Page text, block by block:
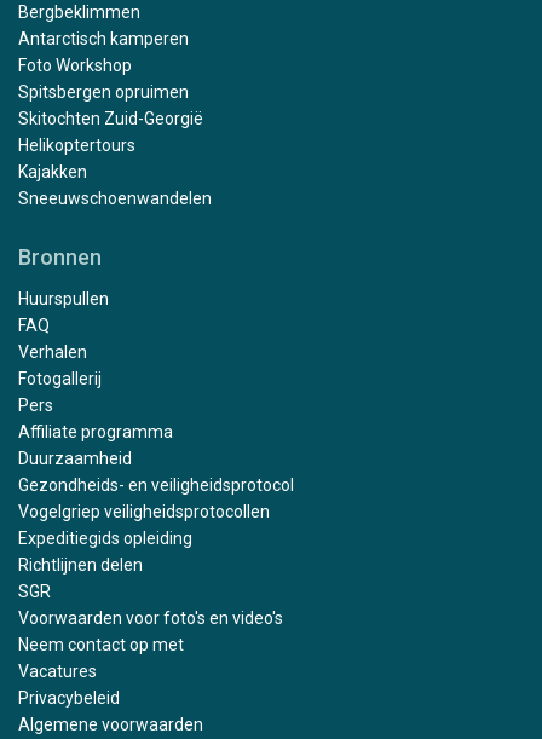
Bergbeklimmen
Antarctisch kamperen
Foto Workshop
Spitsbergen opruimen
Skitochten Zuid-Georgië
Helikoptertours
Kajakken
Sneeuwschoenwandelen
Bronnen
Huurspullen
FAQ
Verhalen
Fotogallerij
Pers
Affiliate programma
Duurzaamheid
Gezondheids- en veiligheidsprotocol
Vogelgriep veiligheidsprotocollen
Expeditiegids opleiding
Richtlijnen delen
SGR
Voorwaarden voor foto's en video's
Neem contact op met
Vacatures
Privacybeleid
Algemene voorwaarden